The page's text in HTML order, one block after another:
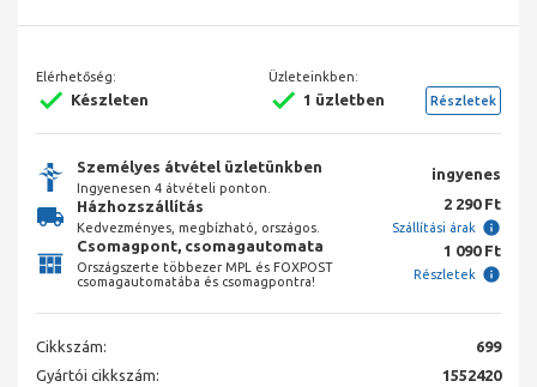
Elérhetőség:
Készleten
Üzleteinkben:
1 üzletben Részletek
Személyes átvétel üzletünkben
Ingyenesen 4 átvételi ponton.
ingyenes
Házhozszállítás
Kedvezményes, megbízható, országos.
2 290 Ft
Szállítási árak
Csomagpont, csomagautomata
Országszerte többezer MPL és FOXPOST
csomagautomatába és csomagpontra!
1 090 Ft
Részletek
Cikkszám:
699
Gyártói cikkszám:
1552420